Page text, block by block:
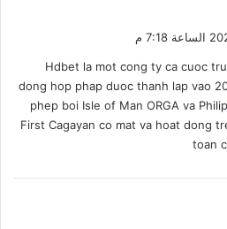
Hdbet la mot cong ty ca cuoc
dong hop phap duoc thanh lap vao
phep boi Isle of Man ORGA va
First Cagayan co mat va hoat dong
toan